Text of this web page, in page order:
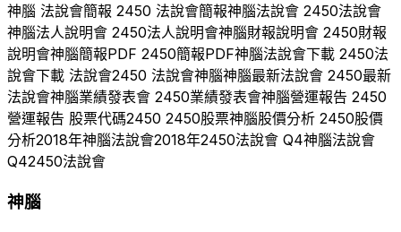
神腦 法說會簡報 2450 法說會簡報神腦法說會 2450法說會
神腦法人說明會 2450法人說明會神腦財報說明會 2450財報
說明會神腦簡報PDF 2450簡報PDF神腦法說會下載 2450法
說會下載 法說會2450 法說會神腦神腦最新法說會 2450最新
法說會神腦業績發表會 2450業績發表會神腦營運報告 2450
營運報告 股票代碼2450 2450股票神腦股價分析 2450股價
分析2018年神腦法說會2018年2450法說會 Q4神腦法說會
Q42450法說會
神腦